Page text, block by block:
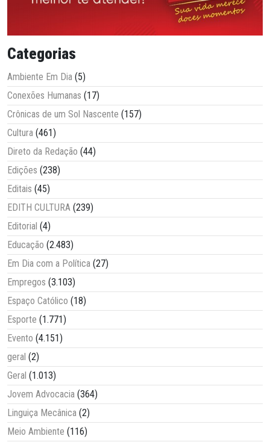
Categorias
Ambiente Em Dia (5)
Conexões Humanas (17)
Crônicas de um Sol Nascente (157)
Cultura (461)
Direto da Redação (44)
Edições (238)
Editais (45)
EDITH CULTURA (239)
Editorial (4)
Educação (2.483)
Em Dia com a Política (27)
Empregos (3.103)
Espaço Católico (18)
Esporte (1.771)
Evento (4.151)
geral (2)
Geral (1.013)
Jovem Advocacia (364)
Linguiça Mecânica (2)
Meio Ambiente (116)